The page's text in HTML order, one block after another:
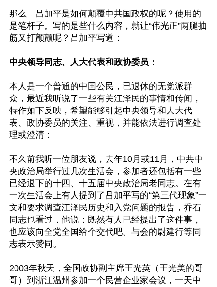
那么，吕加平是如何颠覆中共国政权的呢？使用的
是笔杆子。写的是些什么内容，就让“伟光正”两腿抽
筋又打颤颤呢？吕加平写道：
中央领导同志、人大代表和政协委员：
本人是一个普通的中国公民，已退休的无党派群
众，最近我听说了一些有关江泽民的事情和传闻，
特作如下反映，希望能够引起中央领导和人大代
表、政协委员的关注、重视，并能依法进行调查处
理或澄清：
不久前我听一位朋友说，去年10月或11月，中共中
央政治局举行过几次生活会，参加者还包括有一些
已经退下的十四、十五届中央政治局老同志。在有
一次生活会上有人提到了吕加平写的“第三代现象”一
文和要求调查江泽民历史和入党问题的报告，乔石
同志也看过，他说：既然有人已经提出了这件事，
也应该向全党全国给个交代吧。与会的尉建行等同
志表示赞同。
2003年秋天，全国政协副主席王光英（王光美的哥
哥）到浙江温州参加一个民营企业家会议，一天中